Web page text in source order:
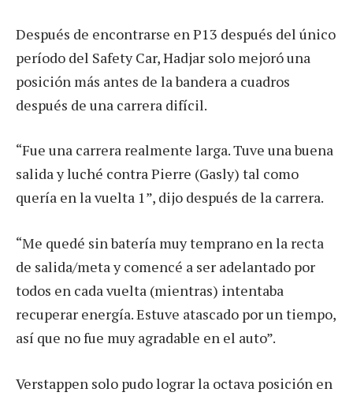
Después de encontrarse en P13 después del único
período del Safety Car, Hadjar solo mejoró una
posición más antes de la bandera a cuadros
después de una carrera difícil.
“Fue una carrera realmente larga. Tuve una buena
salida y luché contra Pierre (Gasly) tal como
quería en la vuelta 1”, dijo después de la carrera.
“Me quedé sin batería muy temprano en la recta
de salida/meta y comencé a ser adelantado por
todos en cada vuelta (mientras) intentaba
recuperar energía. Estuve atascado por un tiempo,
así que no fue muy agradable en el auto”.
Verstappen solo pudo lograr la octava posición en